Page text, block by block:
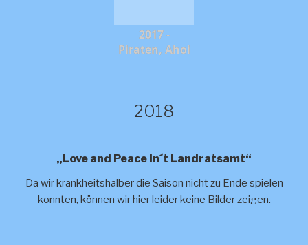
2017 -
Piraten, Ahoi
2018
„Love and Peace in´t Landratsamt“
Da wir krankheitshalber die Saison nicht zu Ende spielen
konnten, können wir hier leider keine Bilder zeigen.